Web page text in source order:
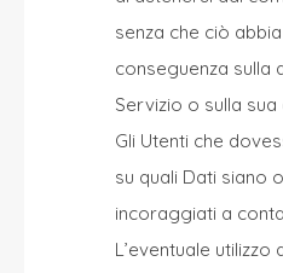
senza che ciò
conseguenza sulla
Servizio o sulla
Gli Utenti che
su quali Dati siano
incoraggiati a
L’eventuale utilizzo